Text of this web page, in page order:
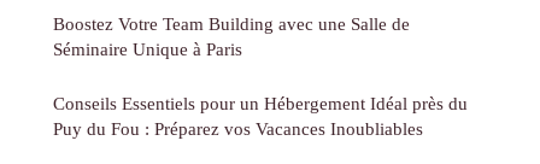
Boostez Votre Team Building avec une Salle de
Séminaire Unique à Paris
Conseils Essentiels pour un Hébergement Idéal près du
Puy du Fou : Préparez vos Vacances Inoubliables